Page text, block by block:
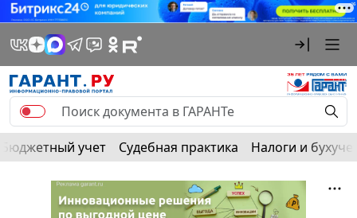
Бюджетный учет Судебная практика Налоги и